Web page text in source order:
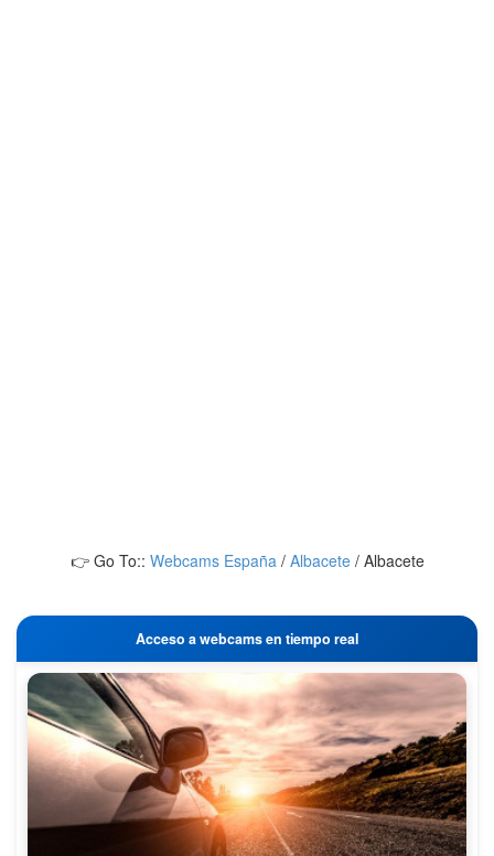
👉 Go To:: Webcams España/ Albacete/ Albacete
Acceso a webcams en tiempo real